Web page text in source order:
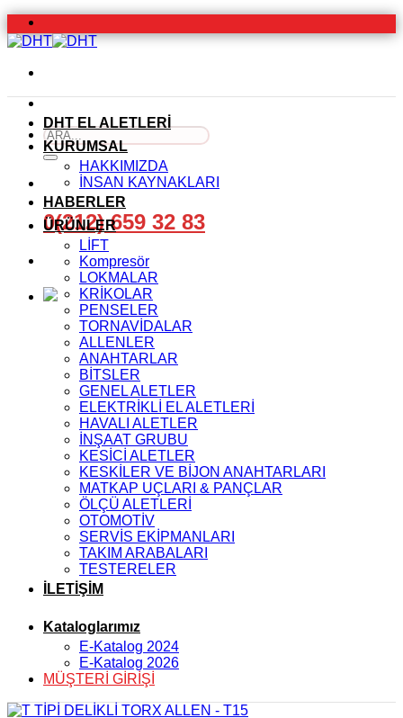
İçeriğe
atla
Ara:
0(212) 659 32 83
DHT EL ALETLERİ
KURUMSAL
HAKKIMIZDA
İNSAN KAYNAKLARI
HABERLER
ÜRÜNLER
LİFT
Kompresör
LOKMALAR
KRİKOLAR
PENSELER
TORNAVİDALAR
ALLENLER
ANAHTARLAR
BİTSLER
GENEL ALETLER
ELEKTRİKLİ EL ALETLERİ
HAVALI ALETLER
İNŞAAT GRUBU
KESİCİ ALETLER
KESKİLER VE BİJON ANAHTARLARI
MATKAP UÇLARI & PANÇLAR
ÖLÇÜ ALETLERİ
OTOMOTİV
SERVİS EKİPMANLARI
TAKIM ARABALARI
TESTERELER
İLETİŞİM
Kataloglarımız
E-Katalog 2024
E-Katalog 2026
MÜŞTERİ GİRİŞİ